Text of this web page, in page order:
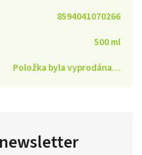
8594041070266
500 ml
Položka byla vyprodána…